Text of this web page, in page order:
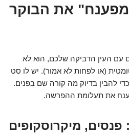
את הבוקר
עם העין הדביקה שלכם, הוא לא
(או לפחות לא אמור). יש לו סט
להבין בדיוק מה קורה שם בפנים.
את תעלומת ההפרשה.
מיקרוסקופים